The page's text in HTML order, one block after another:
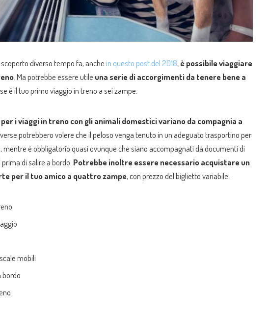
diverso tempo fa, anche in questo post del 2018, è possibile viaggiare
. Ma potrebbe essere utile una serie di accorgimenti da tenere bene a
è il tuo primo viaggio in treno a sei zampe.
i viaggi in treno con gli animali domestici variano da compagnia a
potrebbero volere che il peloso venga tenuto in un adeguato trasportino per
mentre è obbligatorio quasi ovunque che siano accompagnati da documenti di
di salire a bordo. Potrebbe inoltre essere necessario acquistare un
per il tuo amico a quattro zampe, con prezzo del biglietto variabile.
mobili
bordo